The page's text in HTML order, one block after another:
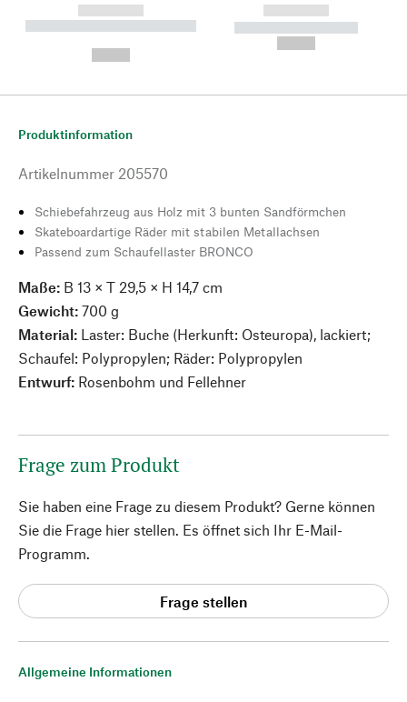
------------
----------- ----------- --------
------------
----------- -----------
Allgemeine Informationen
Produktinformation
Artikelnummer 205570
Schiebefahrzeug aus Holz mit 3 bunten Sandförmchen
Skateboardartige Räder mit stabilen Metallachsen
Passend zum Schaufellaster BRONCO
Maße: B 13 × T 29,5 × H 14,7 cm
Gewicht: 700 g
Material: Laster: Buche (Herkunft: Osteuropa), lackiert;
Schaufel: Polypropylen; Räder: Polypropylen
Entwurf: Rosenbohm und Fellehner
Frage zum Produkt
Sie haben eine Frage zu diesem Produkt? Gerne können
Sie die Frage hier stellen. Es öffnet sich Ihr E-Mail-
Programm.
Frage stellen